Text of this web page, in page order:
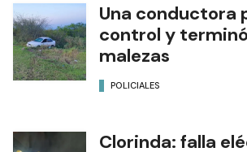
Una conductora
control y
malezas
POLICIALES
Clorinda: falla